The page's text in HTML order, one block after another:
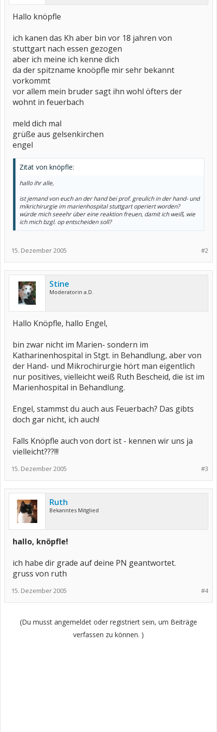
Hallo knöpfle
ich kanen das Kh aber bin vor 18 jahren von
stuttgart nach essen gezogen
aber ich meine ich kenne dich
da der spitzname knoöpfle mir sehr bekannt
vorkommt
vor allem mein bruder sagt ihn wohl öfters der
wohnt in feuerbach
meld dich mal
grüße aus gelsenkirchen
engel
Zitat von knöpfle:
hallo ihr alle,
ist jemand von euch an der hand bei prof. greulich in der hand- und
mikrichirurgie im marienhospital stuttgart operiert worden?
würde mich seeehr über eine reaktion freuen, damit ich weiß, wie
ich mich bzgl. op entscheiden soll?
#2
15. Dezember 2005
Stine
Moderatorin a.D.
Hallo Knöpfle, hallo Engel,
bin zwar nicht im Marien- sondern im
Katharinenhospital in Stgt. in Behandlung, aber von
der Hand- und Mikrochirurgie hört man eigentlich
nur positives, vielleicht weiß Ruth Bescheid, die ist im
Marienhospital in Behandlung.
Engel, stammst du auch aus Feuerbach? Das gibts
doch gar nicht, ich auch!
Falls Knöpfle auch von dort ist - kennen wir uns ja
vielleicht???!!!
#3
15. Dezember 2005
Ruth
Bekanntes Mitglied
hallo, knöpfle!
ich habe dir grade auf deine PN geantwortet.
gruss von ruth
#4
15. Dezember 2005
(Du musst angemeldet oder registriert sein, um Beiträge
verfassen zu können. )